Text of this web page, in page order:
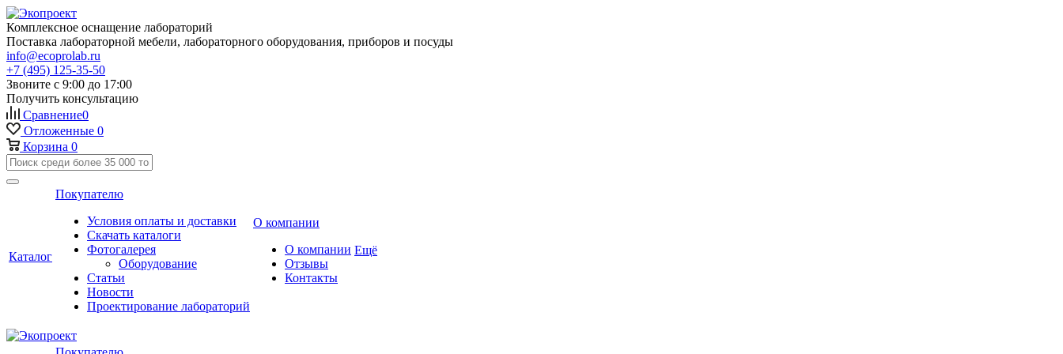
Комплексное оснащение лабораторий
Поставка лабораторной мебели, лабораторного оборудования, приборов и посуды
info@ecoprolab.ru
+7 (495) 125-35-50
Звоните с 9:00 до 17:00
Получить консультацию
Сравнение0
Отложенные 0
Корзина 0
Каталог
Покупателю
Условия оплаты и доставки
Скачать каталоги
Фотогалерея
Оборудование
Статьи
Новости
Проектирование лабораторий
О компании
О компании
Отзывы
Контакты
Ещё